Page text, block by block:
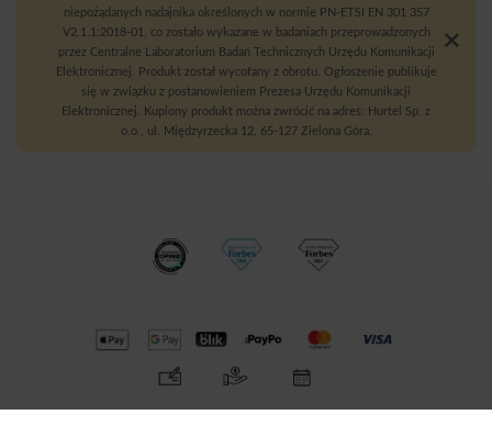
niepożądanych nadajnika określonych w normie PN-ETSI EN 301 357
V2.1.1:2018-01, co zostało wykazane w badaniach przeprowadzonych
przez Centralne Laboratorium Badań Technicznych Urzędu Komunikacji
Elektronicznej. Produkt został wycofany z obrotu. Ogłoszenie publikuje
się w związku z postanowieniem Prezesa Urzędu Komunikacji
Elektronicznej. Kupiony produkt można zwrócić na adres: Hurtel Sp. z
o.o., ul. Międzyrzecka 12, 65-127 Zielona Góra.